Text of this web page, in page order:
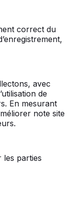
correct du
avec
de
En mesurant
note site
les parties